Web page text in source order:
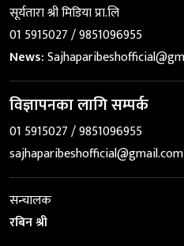
सूर्यतारा श्री मिडिया प्रा.लि
01 5915027 / 9851096955
News:
विज्ञापनका लागि सम्पर्क
01 5915027 / 9851096955
sajhaparibeshofficial@gmail.com
सन्चालक
रबिन श्री